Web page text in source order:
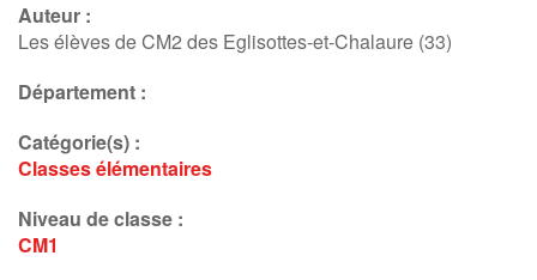
Auteur :
Les élèves de CM2 des Eglisottes-et-Chalaure (33)
Département :
Catégorie(s) :
Classes élémentaires
Niveau de classe :
CM1